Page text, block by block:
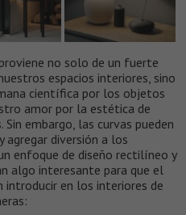
no solo de un fuerte
espacios interiores, sino
científica por los objetos
amor por la estética de
embargo, las curvas pueden
agregar diversión a los
enfoque de diseño rectilíneo y
algo interesante para que el
introducir en los interiores de